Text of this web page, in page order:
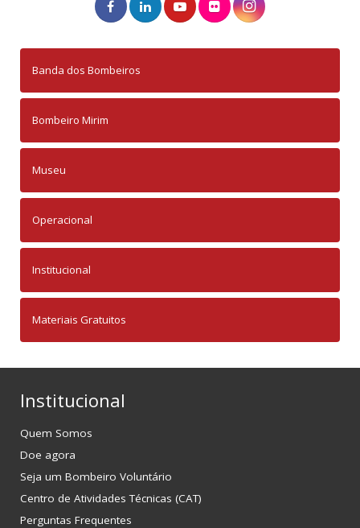
Banda dos Bombeiros
Bombeiro Mirim
Museu
Operacional
Institucional
Materiais Gratuitos
Institucional
Quem Somos
Doe agora
Seja um Bombeiro Voluntário
Centro de Atividades Técnicas (CAT)
Perguntas Frequentes